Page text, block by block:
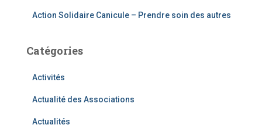
Action Solidaire Canicule – Prendre soin des autres
Catégories
Activités
Actualité des Associations
Actualités